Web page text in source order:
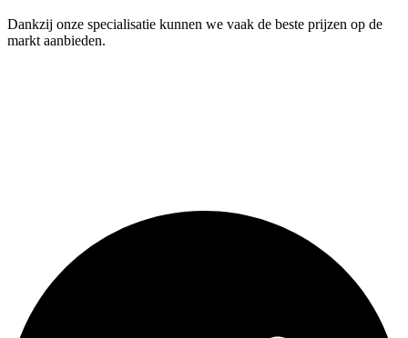
Dankzij onze specialisatie kunnen we vaak de beste prijzen op de
markt aanbieden.